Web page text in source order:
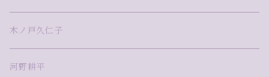
木ノ戸久仁子
河野耕平